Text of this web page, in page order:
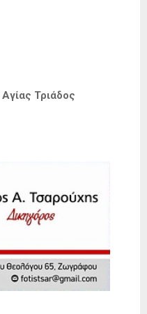
Τριάδος